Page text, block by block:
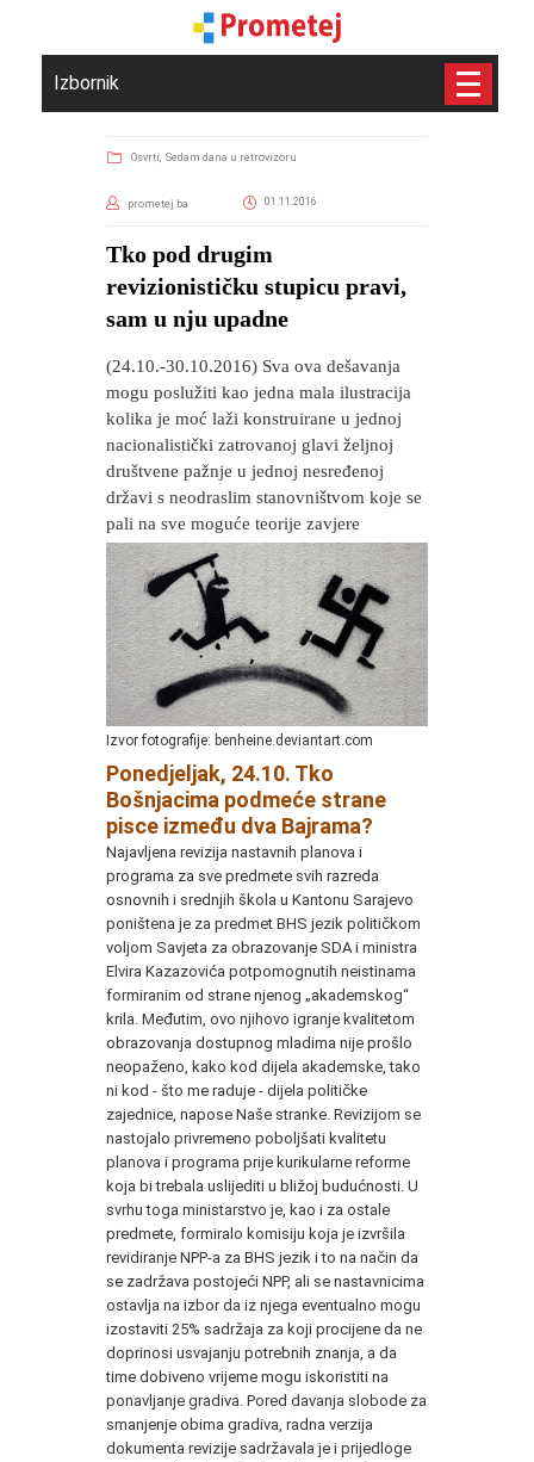
Izbornik
Osvrti, Sedam dana u retrovizoru
prometej.ba 01.11.2016
Tko pod drugim
revizionističku stupicu pravi,
sam u nju upadne
(24.10.-30.10.2016) Sva ova dešavanja
mogu poslužiti kao jedna mala ilustracija
kolika je moć laži konstruirane u jednoj
nacionalistički zatrovanoj glavi željnoj
društvene pažnje u jednoj nesređenoj
državi s neodraslim stanovništvom koje se
pali na sve moguće teorije zavjere
Izvor fotografije: benheine.deviantart.com
Ponedjeljak, 24.10. Tko
Bošnjacima podmeće strane
pisce između dva Bajrama?
Najavljena revizija nastavnih planova i
programa za sve predmete svih razreda
osnovnih i srednjih škola u Kantonu Sarajevo
poništena je za predmet BHS jezik političkom
voljom Savjeta za obrazovanje SDA i ministra
Elvira Kazazovića potpomognutih neistinama
formiranim od strane njenog „akademskog“
krila. Međutim, ovo njihovo igranje kvalitetom
obrazovanja dostupnog mladima nije prošlo
neopaženo, kako kod dijela akademske, tako
ni kod - što me raduje - dijela političke
zajednice, napose Naše stranke. Revizijom se
nastojalo privremeno poboljšati kvalitetu
planova i programa prije kurikularne reforme
koja bi trebala uslijediti u bližoj budućnosti. U
svrhu toga ministarstvo je, kao i za ostale
predmete, formiralo komisiju koja je izvršila
revidiranje NPP-a za BHS jezik i to na način da
se zadržava postojeći NPP, ali se nastavnicima
ostavlja na izbor da iz njega eventualno mogu
izostaviti 25% sadržaja za koji procijene da ne
doprinosi usvajanju potrebnih znanja, a da
time dobiveno vrijeme mogu iskoristiti na
ponavljanje gradiva. Pored davanja slobode za
smanjenje obima gradiva, radna verzija
dokumenta revizije sadržavala je i prijedloge